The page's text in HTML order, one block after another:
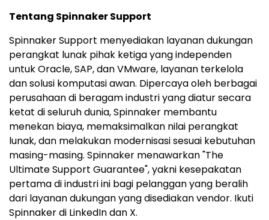
Tentang Spinnaker Support
Spinnaker Support menyediakan layanan dukungan
perangkat lunak pihak ketiga yang independen
untuk Oracle, SAP, dan VMware, layanan terkelola
dan solusi komputasi awan. Dipercaya oleh berbagai
perusahaan di beragam industri yang diatur secara
ketat di seluruh dunia, Spinnaker membantu
menekan biaya, memaksimalkan nilai perangkat
lunak, dan melakukan modernisasi sesuai kebutuhan
masing-masing. Spinnaker menawarkan "The
Ultimate Support Guarantee", yakni kesepakatan
pertama di industri ini bagi pelanggan yang beralih
dari layanan dukungan yang disediakan vendor. Ikuti
Spinnaker di LinkedIn dan X.